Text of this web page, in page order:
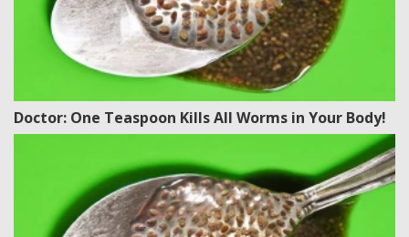
Doctor: One Teaspoon Kills All Worms in Your Body!